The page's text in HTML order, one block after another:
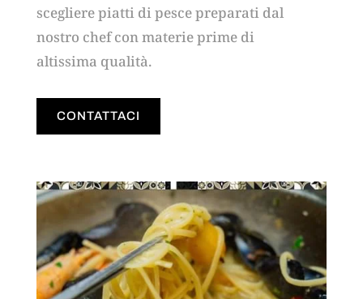
scegliere piatti di pesce preparati dal
nostro chef con materie prime di
altissima qualità.
CONTATTACI